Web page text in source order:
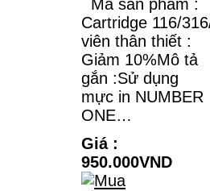
Mã sản phẩm :
Cartridge 116/
viên thân thiết :
Giảm 10%Mô tả
gắn :Sử dụng
mực in NUMBER
ONE…
Giá :
950.000VND